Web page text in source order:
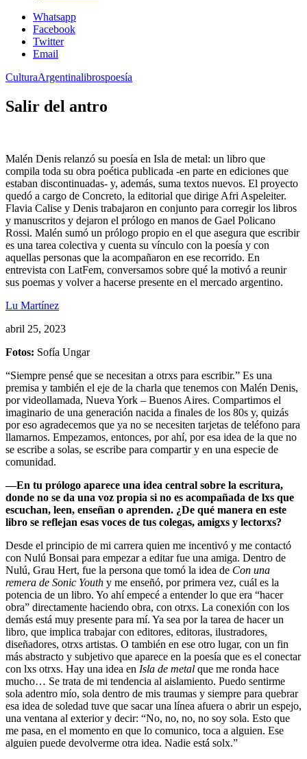
Whatsapp
Facebook
Twitter
Email
CulturaArgentinalibrospoesía
Salir del antro
Malén Denis relanzó su poesía en Isla de metal: un libro que
compila toda su obra poética publicada -en parte en ediciones que
estaban discontinuadas- y, además, suma textos nuevos. El proyecto
quedó a cargo de Concreto, la editorial que dirige Afri Aspeleiter.
Flavia Calise y Denis trabajaron en conjunto para corregir los libros
y manuscritos y dejaron el prólogo en manos de Gael Policano
Rossi. Malén sumó un prólogo propio en el que asegura que escribir
es una tarea colectiva y cuenta su vínculo con la poesía y con
aquellas personas que la acompañaron en ese recorrido. En
entrevista con LatFem, conversamos sobre qué la motivó a reunir
sus poemas y volver a hacerse presente en el mercado argentino.
Lu Martínez
abril 25, 2023
Fotos: Sofía Ungar
“Siempre pensé que se necesitan a otrxs para escribir.” Es una
premisa y también el eje de la charla que tenemos con Malén Denis,
por videollamada, Nueva York – Buenos Aires. Compartimos el
imaginario de una generación nacida a finales de los 80s y, quizás
por eso agradecemos que ya no se necesiten tarjetas de teléfono para
llamarnos. Empezamos, entonces, por ahí, por esa idea de la que no
se escribe a solas, se escribe para compartir y en una especie de
comunidad.
—En tu prólogo aparece una idea central sobre la escritura,
donde no se da una voz propia si no es acompañada de lxs que
escuchan, leen, enseñan o aprenden. ¿De qué manera en este
libro se reflejan esas voces de tus colegas, amigxs y lectorxs?
Desde el principio de mi carrera quien me incentivó y me contactó
con Nulú Bonsai para empezar a editar fue una amiga. Dentro de
Nulú, Grau Hert, fue la persona que tomó la idea de Con una
remera de Sonic Youth y me enseñó, por primera vez, cuál es la
potencia de un libro. Yo ahí empecé a entender lo que era “hacer
obra” directamente haciendo obra, con otrxs. La conexión con los
demás está muy presente para mí. Ya sea por la tarea de hacer un
libro, que implica trabajar con editores, editoras, ilustradores,
diseñadores, otrxs artistas. O también en ese otro lugar, con un fin
más abstracto y subjetivo que aparece en la poesía que es el conectar
con lxs otrxs. Hay una idea en Isla de metal que me ronda hace
mucho… Se trata de mi tendencia al aislamiento. Puedo sentirme
sola adentro mío, sola dentro de mis traumas y siempre para quebrar
esa idea de soledad tuve que sacar una línea afuera o abrir un espejo,
una ventana al exterior y decir: “No, no, no, no soy sola. Esto que
me pasa, en el momento en que lo comunico, toca a alguien. Ese
alguien puede devolverme otra idea. Nadie está solx.”